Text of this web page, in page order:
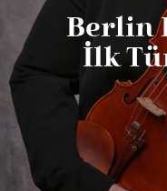
Berlin
İlk